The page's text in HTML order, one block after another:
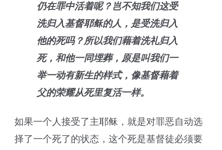
仍在罪中活着呢？岂不知我们这受
洗归入基督耶稣的人，是受洗归入
他的死吗？所以我们藉着洗礼归入
死，和他一同埋葬，原是叫我们一
举一动有新生的样式，像基督藉着
父的荣耀从死里复活一样。
如果一个人接受了主耶稣，就是对罪恶自动选
择了一个死了的状态，这个死是基督徒必须要